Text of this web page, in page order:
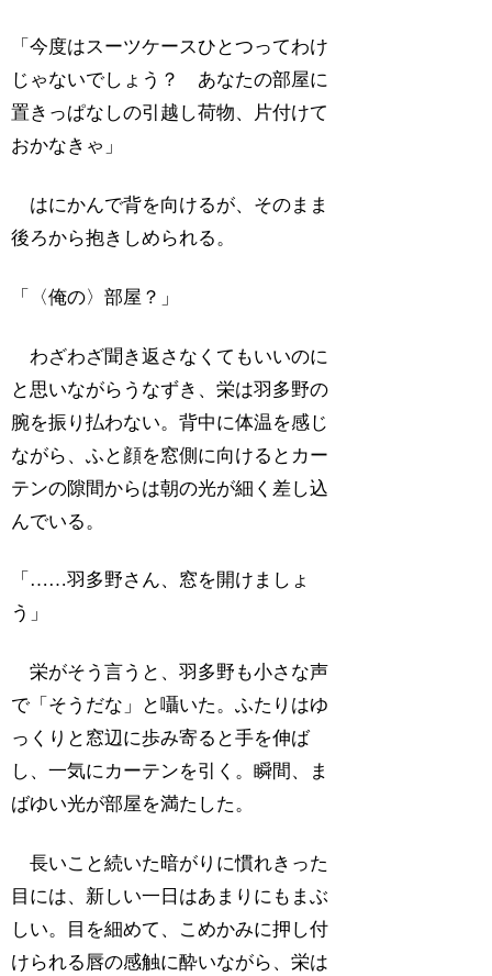
「今度はスーツケースひとつってわけ
じゃないでしょう？ あなたの部屋に
置きっぱなしの引越し荷物、片付けて
おかなきゃ」
はにかんで背を向けるが、そのまま
後ろから抱きしめられる。
「〈俺の〉部屋？」
わざわざ聞き返さなくてもいいのに
と思いながらうなずき、栄は羽多野の
腕を振り払わない。背中に体温を感じ
ながら、ふと顔を窓側に向けるとカー
テンの隙間からは朝の光が細く差し込
んでいる。
「……羽多野さん、窓を開けましょ
う」
栄がそう言うと、羽多野も小さな声
で「そうだな」と囁いた。ふたりはゆ
っくりと窓辺に歩み寄ると手を伸ば
し、一気にカーテンを引く。瞬間、ま
ばゆい光が部屋を満たした。
長いこと続いた暗がりに慣れきった
目には、新しい一日はあまりにもまぶ
しい。目を細めて、こめかみに押し付
けられる唇の感触に酔いながら、栄は